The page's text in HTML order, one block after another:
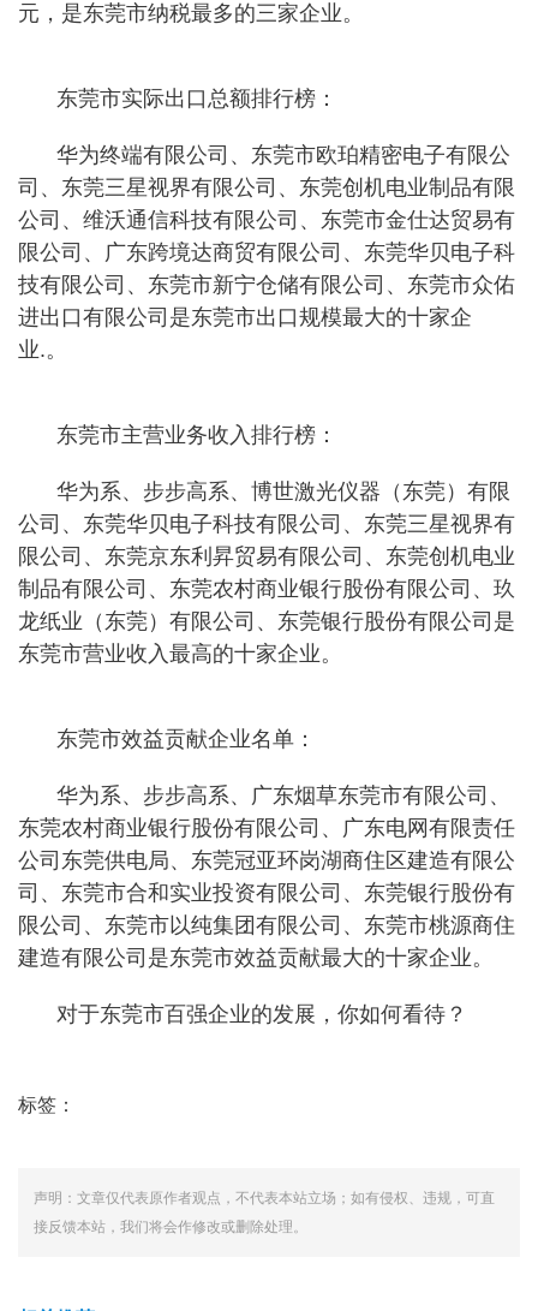
元，是东莞市纳税最多的三家企业。
东莞市实际出口总额排行榜：
华为终端有限公司、东莞市欧珀精密电子有限公
司、东莞三星视界有限公司、东莞创机电业制品有限
公司、维沃通信科技有限公司、东莞市金仕达贸易有
限公司、广东跨境达商贸有限公司、东莞华贝电子科
技有限公司、东莞市新宁仓储有限公司、东莞市众佑
进出口有限公司是东莞市出口规模最大的十家企
业.。
东莞市主营业务收入排行榜：
华为系、步步高系、博世激光仪器（东莞）有限
公司、东莞华贝电子科技有限公司、东莞三星视界有
限公司、东莞京东利昇贸易有限公司、东莞创机电业
制品有限公司、东莞农村商业银行股份有限公司、玖
龙纸业（东莞）有限公司、东莞银行股份有限公司是
东莞市营业收入最高的十家企业。
东莞市效益贡献企业名单：
华为系、步步高系、广东烟草东莞市有限公司、
东莞农村商业银行股份有限公司、广东电网有限责任
公司东莞供电局、东莞冠亚环岗湖商住区建造有限公
司、东莞市合和实业投资有限公司、东莞银行股份有
限公司、东莞市以纯集团有限公司、东莞市桃源商住
建造有限公司是东莞市效益贡献最大的十家企业。
对于东莞市百强企业的发展，你如何看待？
标签：
声明：文章仅代表原作者观点，不代表本站立场；如有侵权、违规，可直
接反馈本站，我们将会作修改或删除处理。